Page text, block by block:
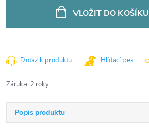
VLOŽIT DO KOŠÍKU
Dotaz k produktu Hlídací pes
Záruka: 2 roky
Popis produktu